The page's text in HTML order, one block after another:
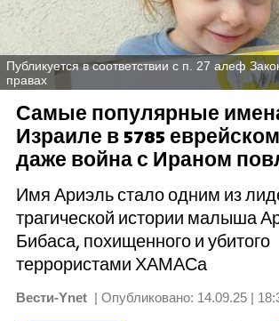
Публикуется в соответствии с п. 27 алеф
правах
Самые популярные
Израиле в 5785
даже война с Ираном
Имя Ариэль стало одним из
трагической истории малыша
Бибаса, похищенного и убитого
террористами ХАМАСа
Вести-Ynet | Опубликовано: 14.09.25 |